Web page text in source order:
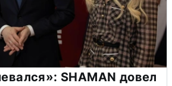
SHAMAN довел